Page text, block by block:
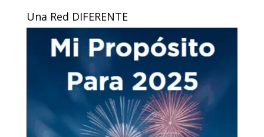
Una Red DIFERENTE